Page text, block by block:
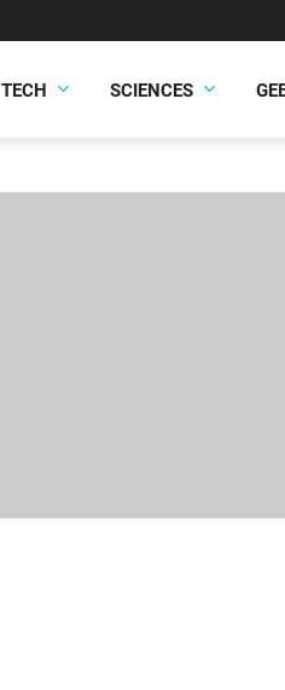
TECH SCIENCES